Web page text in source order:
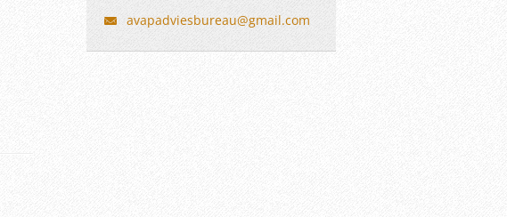
avapadviesbureau@gmail.com